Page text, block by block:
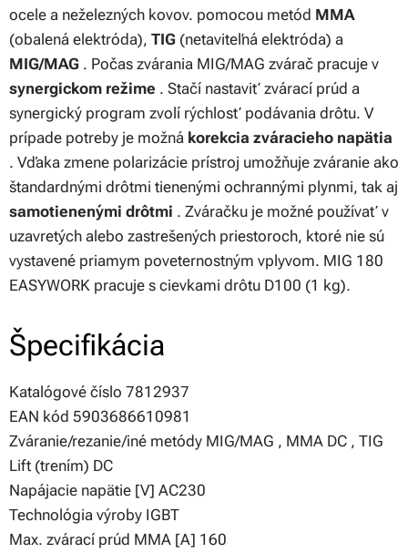
ocele a neželezných kovov. pomocou metód MMA
(obalená elektróda), TIG (netaviteľná elektróda) ​​a
MIG/MAG . Počas zvárania MIG/MAG zvárač pracuje v
synergickom režime . Stačí nastaviť zvárací prúd a
synergický program zvolí rýchlosť podávania drôtu. V
prípade potreby je možná korekcia zváracieho napätia
. Vďaka zmene polarizácie prístroj umožňuje zváranie ako
štandardnými drôtmi tienenými ochrannými plynmi, tak aj
samotienenými drôtmi . Zváračku je možné používať v
uzavretých alebo zastrešených priestoroch, ktoré nie sú
vystavené priamym poveternostným vplyvom. MIG 180
EASYWORK pracuje s cievkami drôtu D100 (1 kg).
Špecifikácia
Katalógové číslo 7812937
EAN kód 5903686610981
Zváranie/rezanie/iné metódy MIG/MAG , MMA DC , TIG
Lift (trením) DC
Napájacie napätie [V] AC230
Technológia výroby IGBT
Max. zvárací prúd MMA [A] 160